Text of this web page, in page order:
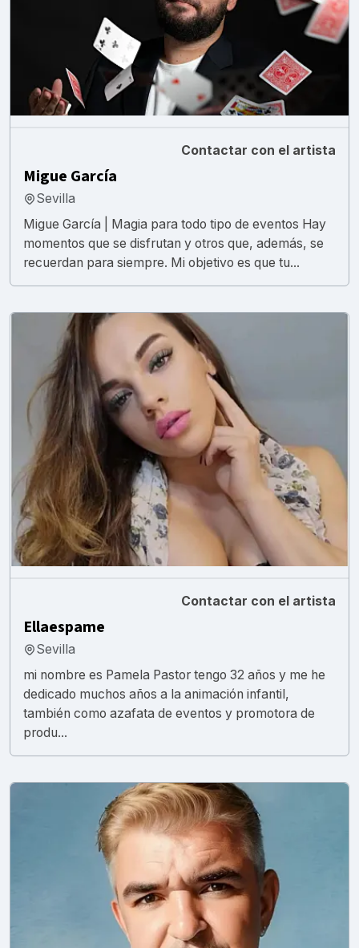
Contactar con el artista
Migue García
Sevilla
Migue García | Magia para todo tipo de eventos Hay
momentos que se disfrutan y otros que, además, se
recuerdan para siempre. Mi objetivo es que tu...
Contactar con el artista
Ellaespame
Sevilla
mi nombre es Pamela Pastor tengo 32 años y me he
dedicado muchos años a la animación infantil,
también como azafata de eventos y promotora de
produ...